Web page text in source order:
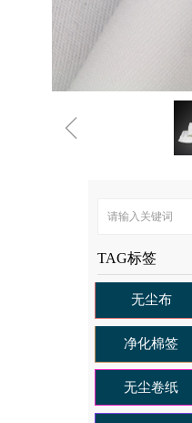
ꁆ
TAG标签
无尘布
净化棉签
无尘卷纸